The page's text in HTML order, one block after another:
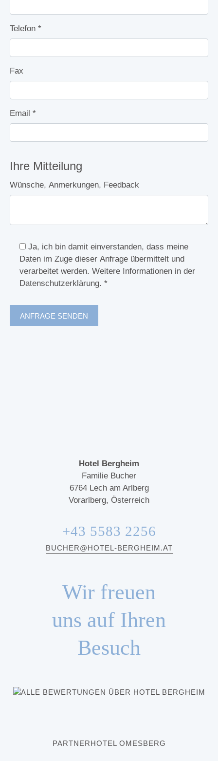
Telefon *
Fax
Email *
Ihre Mitteilung
Wünsche, Anmerkungen, Feedback
Ja, ich bin damit einverstanden, dass meine
Daten im Zuge dieser Anfrage übermittelt und
verarbeitet werden. Weitere Informationen in der
Datenschutzerklärung. *
ANFRAGE SENDEN
Hotel Bergheim
Familie Bucher
6764 Lech am Arlberg
Vorarlberg, Österreich
+43 5583 2256
BUCHER@HOTEL-BERGHEIM.AT
Wir freuen
uns auf Ihren
Besuch
PARTNERHOTEL OMESBERG